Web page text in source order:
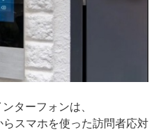
ターフォンは、
スマホを使った訪問者応対